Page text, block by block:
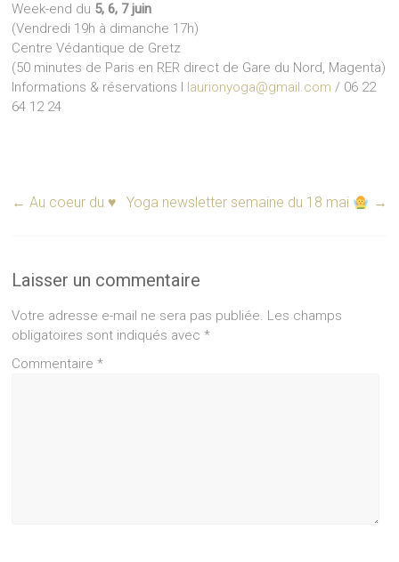
Week-end du 5, 6, 7 juin
(Vendredi 19h à dimanche 17h)
Centre Védantique de Gretz
(50 minutes de Paris en RER direct de Gare du Nord, Magenta)
Informations & réservations I laurionyoga@gmail.com / 06 22
64 12 24
← Au coeur du ♥️ Yoga newsletter semaine du 18 mai →
Laisser un commentaire
Votre adresse e-mail ne sera pas publiée. Les champs
obligatoires sont indiqués avec*
Commentaire*